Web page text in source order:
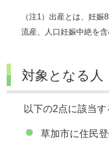
（注1）出産とは、妊娠
流産、人口妊娠中絶を含
対象となる人
以下の2点に該当す
草加市に住民